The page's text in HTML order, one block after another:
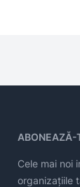
ABONEAZĂ-
Cele mai noi
organizațiile